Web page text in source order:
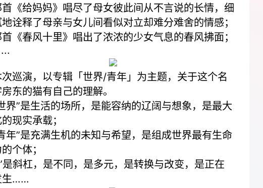
《给妈妈》唱尽了母女彼此间从不言说的长情，细
诠释了母亲与女儿间看似对立却难分难舍的情感；
《春风十里》唱出了浓浓的少女气息的春风拂面；
巡演，以专辑「世界/青年」为主题，关于这个名
东的猫有自己的理解。
界”是生活的场所，是能容纳的辽阔与想象，是最大
现实承载；
年”是充满生机的未知与希望，是组成世界最有生命
个体；
是斜杠，是不同，是多元，是转换与改变，是正在
生……